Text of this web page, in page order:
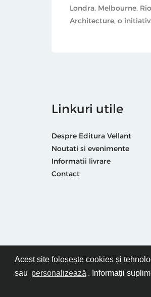
Acest site folosește cookies și
sau personalizează . Informații
Londra, Melbourne,
Architecture, o
Linkuri utile
Despre Editura Vellant
Noutati si evenimente
Informatii livrare
Contact
Termeni & condiții